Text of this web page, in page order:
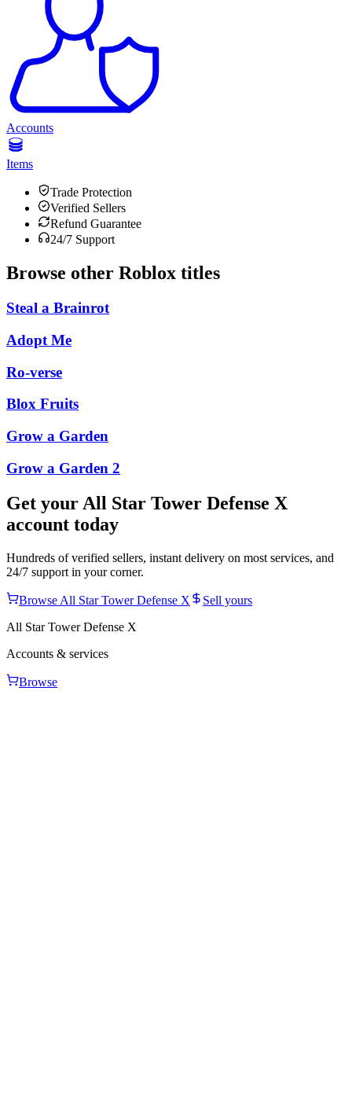
Accounts
Items
Trade Protection
Verified Sellers
Refund Guarantee
24/7 Support
Browse other Roblox titles
Steal a Brainrot
Adopt Me
Ro-verse
Blox Fruits
Grow a Garden
Grow a Garden 2
Get your All Star Tower Defense X
account today
Hundreds of verified sellers, instant delivery on most services, and
24/7 support in your corner.
Browse All Star Tower Defense X
Sell yours
All Star Tower Defense X
Accounts & services
Browse